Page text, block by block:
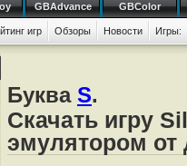
GBAdvance GBColor
игр Обзоры Новости Игры:
Буква S.
Скачать игру
эмулятором от